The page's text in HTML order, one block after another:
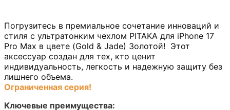
Погрузитесь в премиальное сочетание инноваций и
стиля с ультратонким чехлом PITAKA для iPhone 17
Pro Max в цвете (Gold & Jade) Золотой! Этот
аксессуар создан для тех, кто ценит
индивидуальность, легкость и надежную защиту без
лишнего объема.
Ограниченная серия!
Ключевые преимущества: